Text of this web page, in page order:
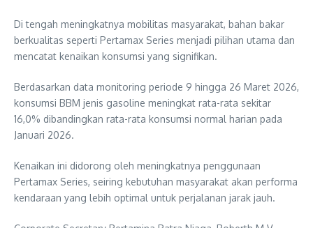
Di tengah meningkatnya mobilitas masyarakat, bahan bakar
berkualitas seperti Pertamax Series menjadi pilihan utama dan
mencatat kenaikan konsumsi yang signifikan.
Berdasarkan data monitoring periode 9 hingga 26 Maret 2026,
konsumsi BBM jenis gasoline meningkat rata-rata sekitar
16,0% dibandingkan rata-rata konsumsi normal harian pada
Januari 2026.
Kenaikan ini didorong oleh meningkatnya penggunaan
Pertamax Series, seiring kebutuhan masyarakat akan performa
kendaraan yang lebih optimal untuk perjalanan jarak jauh.